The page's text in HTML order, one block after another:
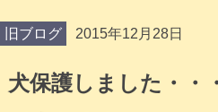
旧ブログ 2015年12月28日
犬保護しました・・